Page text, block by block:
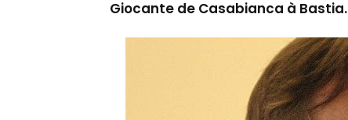
Giocante de Casabianca à Bastia.